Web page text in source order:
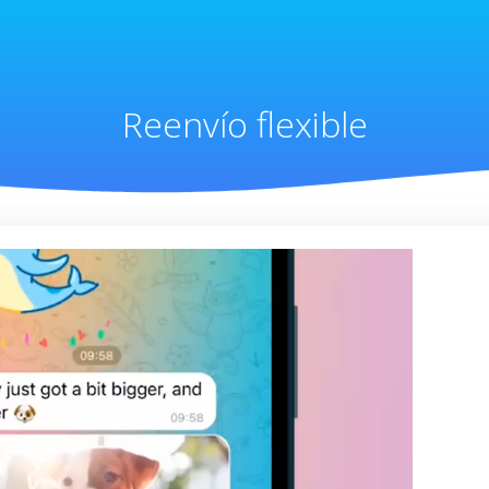
Reenvío flexible